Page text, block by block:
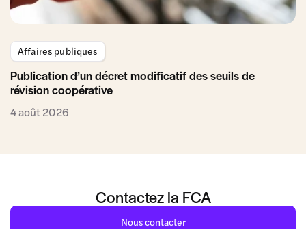
Affaires publiques
Publication d’un décret modificatif des seuils de
révision coopérative
4 août 2026
Contactez la FCA
Nous contacter